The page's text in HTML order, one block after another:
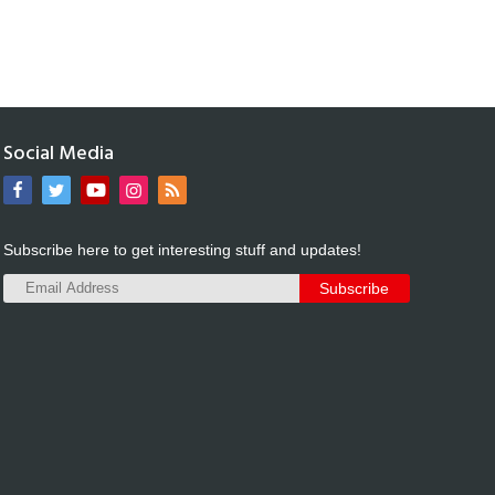
Social Media
Subscribe here to get interesting stuff and updates!